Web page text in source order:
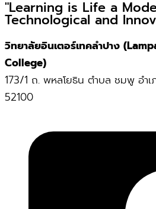
"Learning is Life a
Technological and
วิทยาลัยอินเตอร์เทคลำปาง
College)
173/1 ถ. พหลโยธิน ตำบล ชมพู อำเ
52100